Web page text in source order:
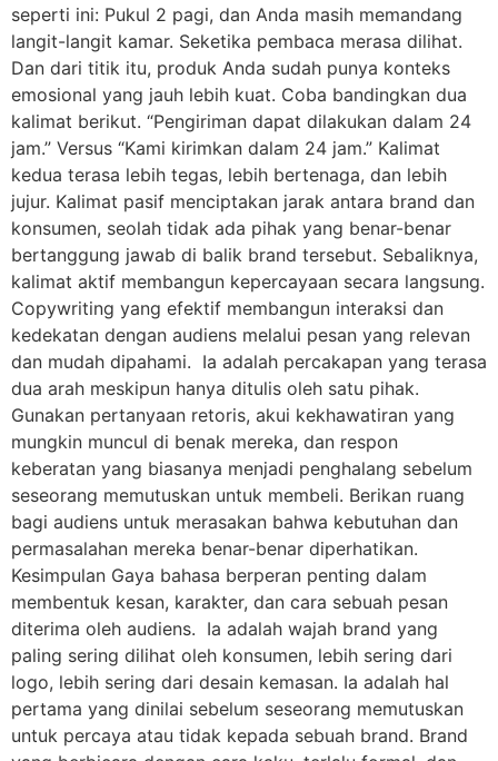
seperti ini: Pukul 2 pagi, dan Anda masih memandang
langit-langit kamar. Seketika pembaca merasa dilihat.
Dan dari titik itu, produk Anda sudah punya konteks
emosional yang jauh lebih kuat. Coba bandingkan dua
kalimat berikut. “Pengiriman dapat dilakukan dalam 24
jam.” Versus “Kami kirimkan dalam 24 jam.” Kalimat
kedua terasa lebih tegas, lebih bertenaga, dan lebih
jujur. Kalimat pasif menciptakan jarak antara brand dan
konsumen, seolah tidak ada pihak yang benar-benar
bertanggung jawab di balik brand tersebut. Sebaliknya,
kalimat aktif membangun kepercayaan secara langsung.
Copywriting yang efektif membangun interaksi dan
kedekatan dengan audiens melalui pesan yang relevan
dan mudah dipahami. Ia adalah percakapan yang terasa
dua arah meskipun hanya ditulis oleh satu pihak.
Gunakan pertanyaan retoris, akui kekhawatiran yang
mungkin muncul di benak mereka, dan respon
keberatan yang biasanya menjadi penghalang sebelum
seseorang memutuskan untuk membeli. Berikan ruang
bagi audiens untuk merasakan bahwa kebutuhan dan
permasalahan mereka benar-benar diperhatikan.
Kesimpulan Gaya bahasa berperan penting dalam
membentuk kesan, karakter, dan cara sebuah pesan
diterima oleh audiens. Ia adalah wajah brand yang
paling sering dilihat oleh konsumen, lebih sering dari
logo, lebih sering dari desain kemasan. Ia adalah hal
pertama yang dinilai sebelum seseorang memutuskan
untuk percaya atau tidak kepada sebuah brand. Brand